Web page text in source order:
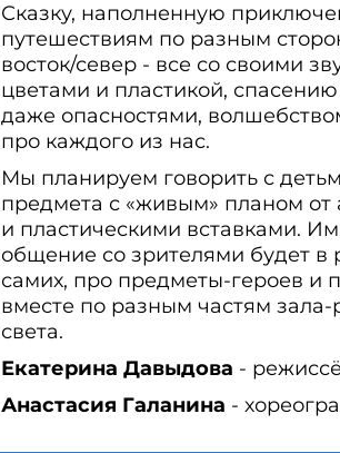
Сказку, наполненную
путешествиям по разным
восток/север - все со своими
цветами и пластикой, спасению
даже опасностями,
про каждого из нас.
Мы планируем говорить с
предмета с «живым» планом от
и пластическими вставками.
общение со зрителями будет в
самих, про предметы-героев и
вместе по разным частям
света.
Екатерина Давыдова -
Анастасия Галанина -